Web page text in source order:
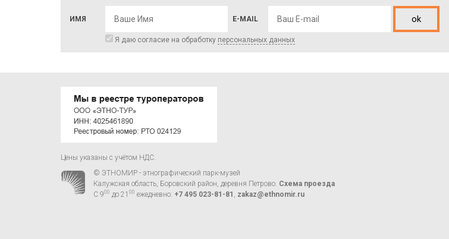
ИМЯ E-MAIL ok
Я даю согласие на обработку персональных данных
Цены указаны с учётом НДС.
© ЭТНОМИР - этнографический парк-музей
Калужская область, Боровский район, деревня Петрово. Схема проезда
С 900 до 21 00 ежедневно: +7 495 023-81-81 zakaz@ethnomir.ru